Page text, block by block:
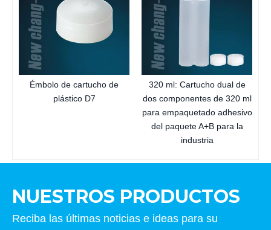
Émbolo de cartucho de
plástico D7
320 ml: Cartucho dual de
dos componentes de 320 ml
para empaquetado adhesivo
del paquete A+B para la
industria
NUESTROS PRODUCTOS
Reciba las últimas noticias e ideas para su